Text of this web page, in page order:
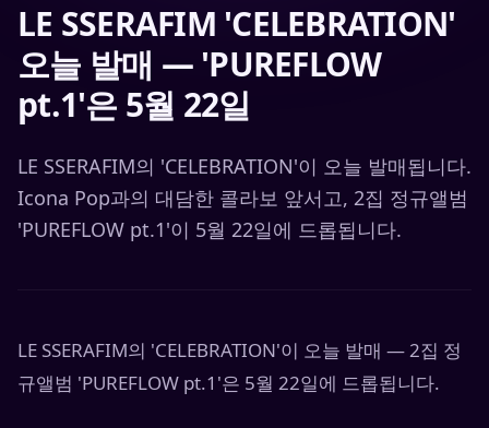
LE SSERAFIM 'CELEBRATION'
오늘 발매 — 'PUREFLOW
pt.1'은 5월 22일
LE SSERAFIM의 'CELEBRATION'이 오늘 발매됩니다.
Icona Pop과의 대담한 콜라보 앞서고, 2집 정규앨범
'PUREFLOW pt.1'이 5월 22일에 드롭됩니다.
LE SSERAFIM의 'CELEBRATION'이 오늘 발매 — 2집 정
규앨범 'PUREFLOW pt.1'은 5월 22일에 드롭됩니다.